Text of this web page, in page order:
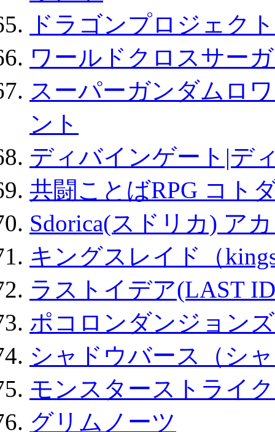
ドラゴンプロジェク
ワールドクロスサー
スーパーガンダムロ
ント
ディバインゲート|デ
共闘ことばRPG コト
Sdorica(スドリカ) ア
キングスレイド（
ラストイデア(LAST
ポコロンダンジョン
シャドウバース（シ
モンスターストライ
グリムノーツ